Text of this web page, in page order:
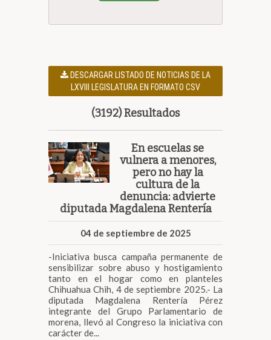
DESCARGAR LISTADO DE NOTICIAS DE LA
LXVIII LEGISLATURA EN FORMATO CSV
(3192) Resultados
En escuelas se
vulnera a menores,
pero no hay la
cultura de la
denuncia: advierte
diputada Magdalena Rentería
04 de septiembre de 2025
-Iniciativa busca campaña permanente de
sensibilizar sobre abuso y hostigamiento
tanto en el hogar como en planteles
Chihuahua Chih, 4 de septiembre 2025.- La
diputada Magdalena Rentería Pérez
integrante del Grupo Parlamentario de
morena, llevó al Congreso la iniciativa con
carácter de...